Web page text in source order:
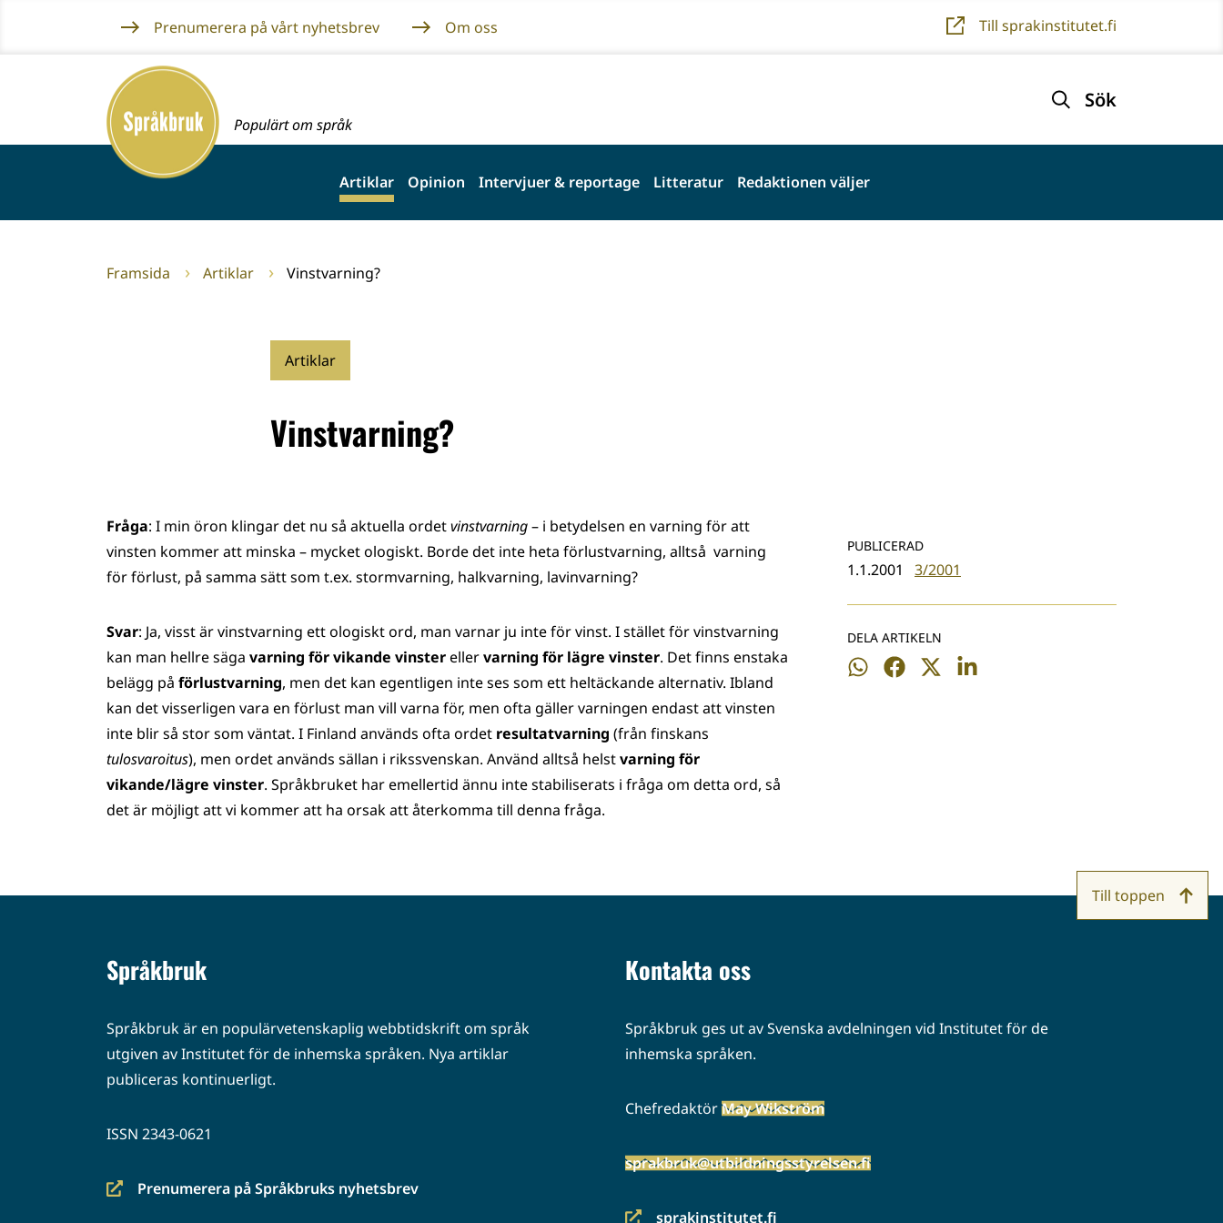
innehållet
Prenumerera på vårt nyhetsbrev Om oss Till sprakinstitutet.fi
Framsida
Populärt om språk
Sök
Artiklar Opinion Intervjuer & reportage Litteratur Redaktionen väljer
Framsida Artiklar Vinstvarning?
Artiklar
Vinstvarning?
PUBLICERAD
1.1.2001 3/2001
DELA ARTIKELN
Dela
Dela
Dela
Dela
Fråga: I min öron klingar det nu så aktuella ordetvinstvarning– i betydelsen en varning för att
vinsten kommer att minska ­– mycket ologiskt. Borde det inte heta förlustvarning, alltså varning
för förlust, på samma sätt som t.ex. stormvarning, halkvarning, lavinvarning?
Svar: Ja, visst är vinstvarning ett ologiskt ord, man varnar ju inte för vinst. I stället för vinstvarning
kan man hellre säga varning för vikande vinsterellervarning för lägre vinster. Det finns enstaka
belägg på förlustvarning, men det kan egentligen inte ses som ett heltäckande alternativ. Ibland
kan det visserligen vara en förlust man vill varna för, men ofta gäller varningen endast att vinsten
inte blir så stor som väntat. I Finland används ofta ordet resultatvarning (från finskans
tulosvaroitus), men ordet används sällan i rikssvenskan. Använd alltså helstvarning för
vikande/lägre vinster. Språkbruket har emellertid ännu inte stabiliserats i fråga om detta ord, så
det är möjligt att vi kommer att ha orsak att återkomma till denna fråga.
Språkbruk
Språkbruk är en populärvetenskaplig webbtidskrift om språk
utgiven av Institutet för de inhemska språken. Nya artiklar
publiceras kontinuerligt.
ISSN 2343-0621
Prenumerera på Språkbruks nyhetsbrev
(siirryt
Kontakta oss
Språkbruk ges ut av Svenska avdelningen vid Institutet för de
inhemska språken.
ChefredaktörMay Wikström
sprakbruk@utbildningsstyrelsen.fi
sprakinstitutet.fi
Till toppen